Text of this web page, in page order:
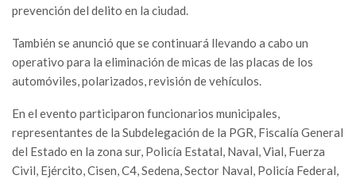
prevención del delito en la ciudad.
También se anunció que se continuará llevando a cabo un
operativo para la eliminación de micas de las placas de los
automóviles, polarizados, revisión de vehículos.
En el evento participaron funcionarios municipales,
representantes de la Subdelegación de la PGR, Fiscalía General
del Estado en la zona sur, Policía Estatal, Naval, Vial, Fuerza
Civil, Ejército, Cisen, C4, Sedena, Sector Naval, Policía Federal,